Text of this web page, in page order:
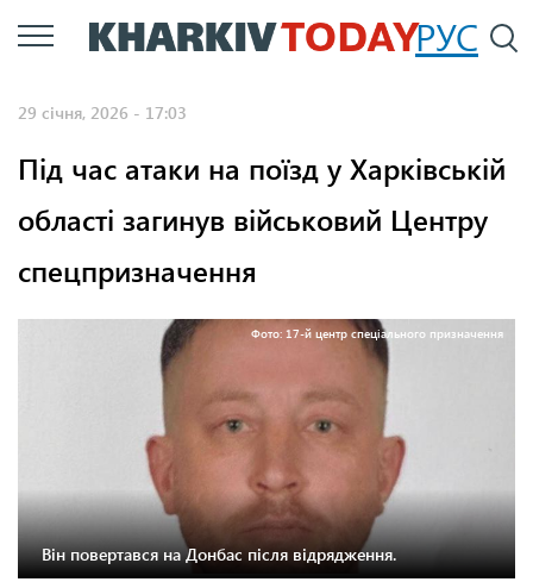
Перейти
до
РУС
29 січня, 2026 - 17:03
Під час атаки на поїзд у Харківській
області загинув військовий Центру
спецпризначення
Фото: 17-й центр спеціального призначення
Він повертався на Донбас після відрядження.